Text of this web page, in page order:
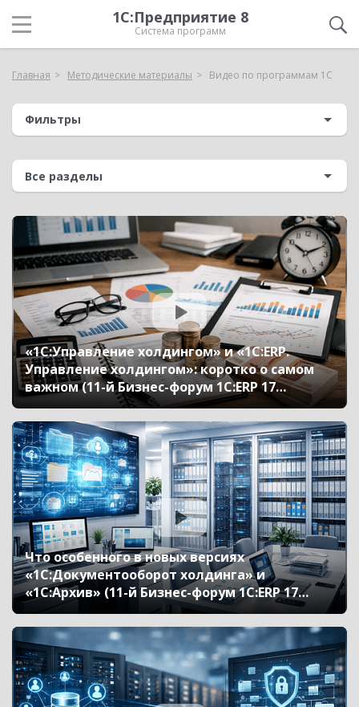
1С:Предприятие 8
Система программ
Главная Методические материалы Видео по программам 1С
Фильтры
«1C:Управление холдингом» и «1С:ERP.
Управление холдингом»: коротко о самом
важном (11-й Бизнес-форум 1С:ERP 17
октября 2024 г., Митрохин Станислав, «1С»)
Что особенного в новых версиях
«1С:Документооборот холдинга» и
«1С:Архив» (11-й Бизнес-форум 1С:ERP 17
октября 2024 г., Безбородов Александр,
«1С»)